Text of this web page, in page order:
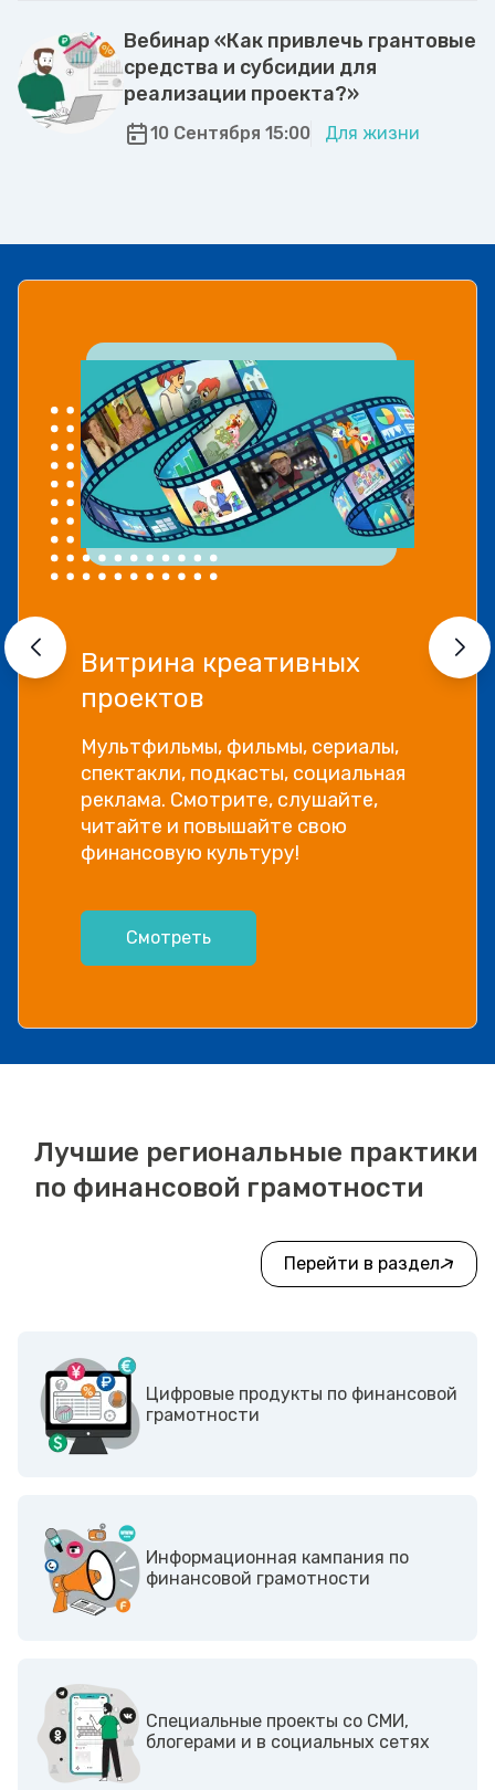
Вебинар «Как привлечь грантовые
средства и субсидии для
реализации проекта?»
10 Сентября 15:00 Для жизни
Витрина креативных
проектов
Мультфильмы, фильмы, сериалы,
спектакли, подкасты, социальная
реклама. Смотрите, слушайте,
читайте и повышайте свою
финансовую культуру!
Смотреть
Лучшие региональные практики
по финансовой грамотности
Перейти в раздел
Цифровые продукты по финансовой
грамотности
Информационная кампания по
финансовой грамотности
Cпециальные проекты со СМИ,
блогерами и в социальных сетях